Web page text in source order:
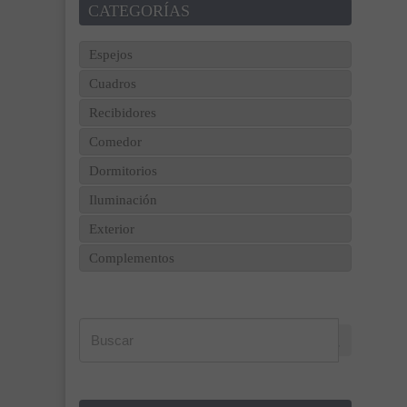
CATEGORÍAS
Espejos
Cuadros
Recibidores
Comedor
Dormitorios
Iluminación
Exterior
Complementos